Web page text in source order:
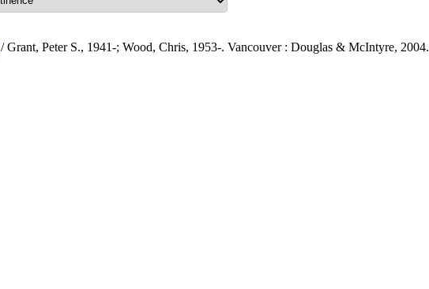
/ Grant, Peter S., 1941-; Wood, Chris, 1953-. Vancouver : Douglas & McIntyre, 2004.